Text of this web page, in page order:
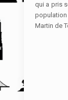
qui a pris
population
Martin de